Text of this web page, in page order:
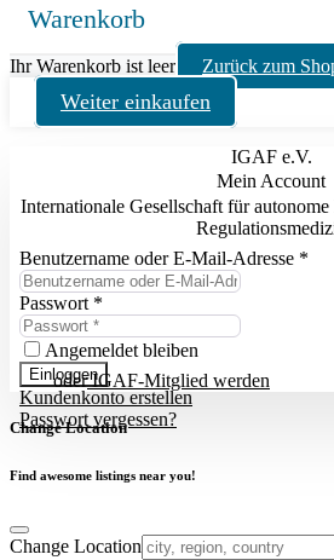
Warenkorb
Ihr Warenkorb ist leer Zurück zum
Weiter einkaufen
IGAF e.V.
Mein Account
Internationale Gesellschaft für
Benutzername oder E-Mail-Adresse *
Passwort *
Angemeldet bleiben
Einloggen
Kundenkonto erstellen
Passwort vergessen?
oderIGAF-Mitglied werden
Change Location
Find awesome listings near you!
Change Location